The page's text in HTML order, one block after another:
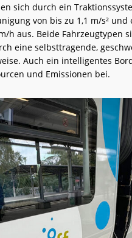
sich durch ein
von bis zu 1,1 m/s² und
h aus. Beide Fahrzeugtypen
eine selbsttragende,
Auch ein intelligentes
und Emissionen bei.